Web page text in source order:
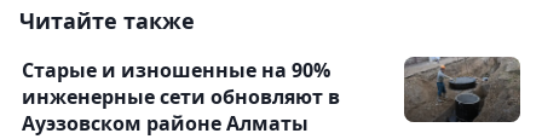
Читайте также
Старые и изношенные на 90%
инженерные сети обновляют в
Ауэзовском районе Алматы